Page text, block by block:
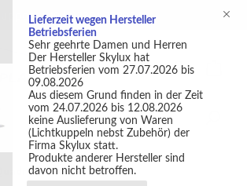
Support +49 (0)2301 9889540
Quadratische Lichtkuppeln
Lieferzeit wegen Hersteller
Betriebsferien
Sehr geehrte Damen und Herren
Der Hersteller Skylux hat
Betriebsferien vom 27.07.2026 bis
09.08.2026
Aus diesem Grund finden in der Zeit
vom 24.07.2026 bis 12.08.2026
keine Auslieferung von Waren
(Lichtkuppeln nebst Zubehör) der
Firma Skylux statt.
Produkte anderer Hersteller sind
davon nicht betroffen.